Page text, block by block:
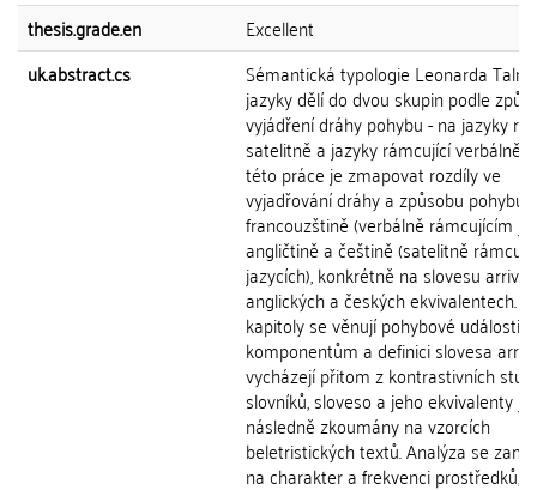
thesis.grade.en
Excellent
uk.abstract.cs
Sémantická typologie Leonarda
jazyky dělí do dvou skupin podle
vyjádření dráhy pohybu - na jazyky
satelitně a jazyky rámcující verbálně.
této práce je zmapovat rozdíly ve
vyjadřování dráhy a způsobu pohybu
francouzštině (verbálně rámcujícím
angličtině a češtině (satelitně
jazycích), konkrétně na slovesu
anglických a českých ekvivalentech.
kapitoly se věnují pohybové události,
komponentům a definici slovesa
vycházejí přitom z kontrastivních
slovníků, sloveso a jeho ekvivalenty
následně zkoumány na vzorcích
beletristických textů. Analýza se
na charakter a frekvenci prostředků,